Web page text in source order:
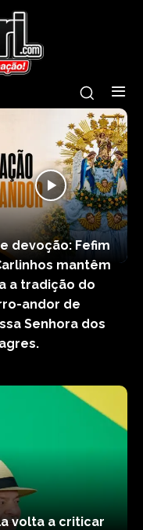
devoção: Fefim
mantêm
a tradição do
andor de
Senhora dos
volta a criticar